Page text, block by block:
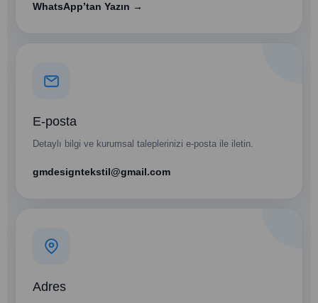
WhatsApp’tan Yazın →
E-posta
Detaylı bilgi ve kurumsal taleplerinizi e-posta ile iletin.
gmdesigntekstil@gmail.com
Adres